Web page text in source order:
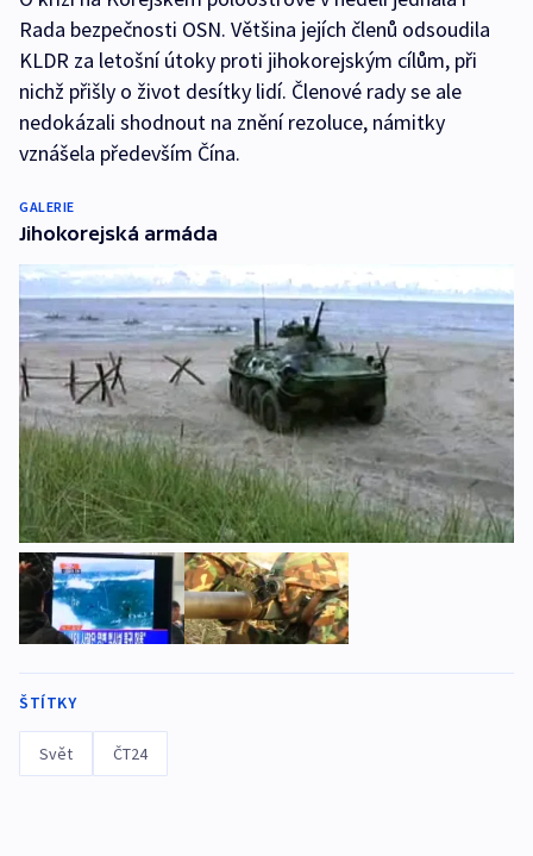
Rada bezpečnosti OSN. Většina jejích členů odsoudila
KLDR za letošní útoky proti jihokorejským cílům, při
nichž přišly o život desítky lidí. Členové rady se ale
nedokázali shodnout na znění rezoluce, námitky
vznášela především Čína.
GALERIE
Jihokorejská armáda
ŠTÍTKY
Svět ČT24